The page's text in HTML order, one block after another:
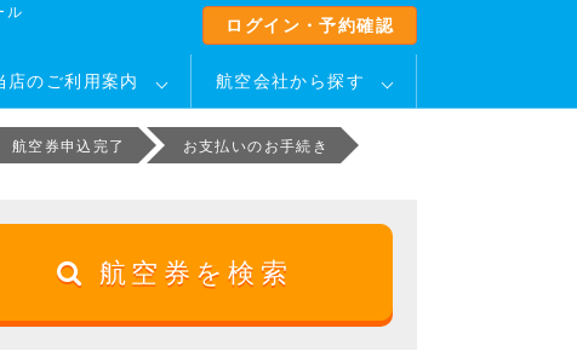
ル
ログイン・予約確認
店のご利用案内 航空会社から探す
航空券申込完了 お支払いのお手続き
航空券を検索